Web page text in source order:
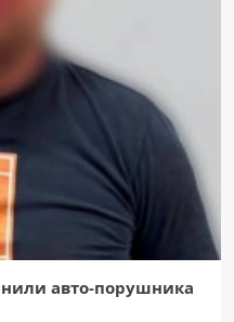
авто-порушника